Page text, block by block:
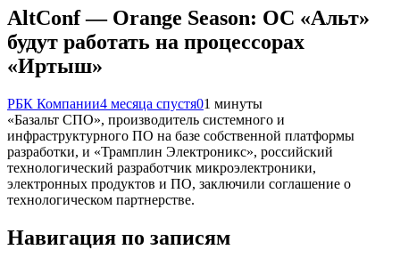
AltConf — Orange Season: ОС «Альт»
будут работать на процессорах
«Иртыш»
РБК Компании4 месяца спустя01 минуты
«Базальт СПО», производитель системного и
инфраструктурного ПО на базе собственной платформы
разработки, и «Трамплин Электроникс», российский
технологический разработчик микроэлектроники,
электронных продуктов и ПО, заключили соглашение о
технологическом партнерстве.
Навигация по записям